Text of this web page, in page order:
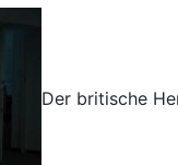
Der britische